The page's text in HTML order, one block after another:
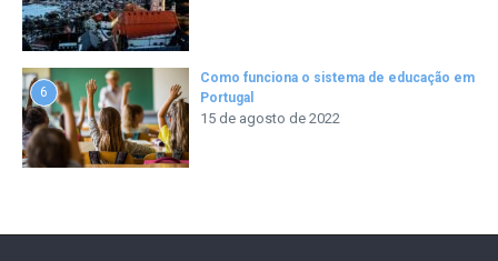
6
Como funciona o sistema de educação em
Portugal
15 de agosto de 2022